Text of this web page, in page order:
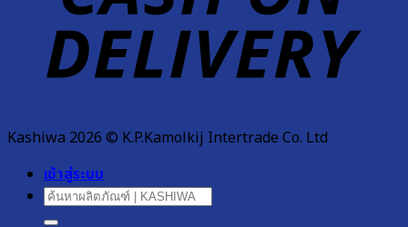
Kashiwa 2026 © K.P.Kamolkij Intertrade Co. Ltd
เข้าสู่ระบบ
ค้นหา: